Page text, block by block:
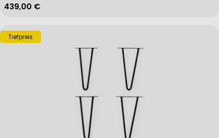
Regulärer Preis
439,00 €
Tiefpreis